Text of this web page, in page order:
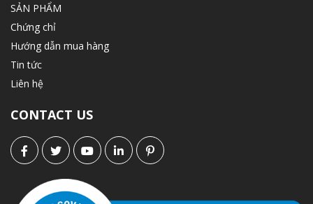
SẢN PHẨM
Chứng chỉ
Hướng dẫn mua hàng
Tin tức
Liên hệ
CONTACT US